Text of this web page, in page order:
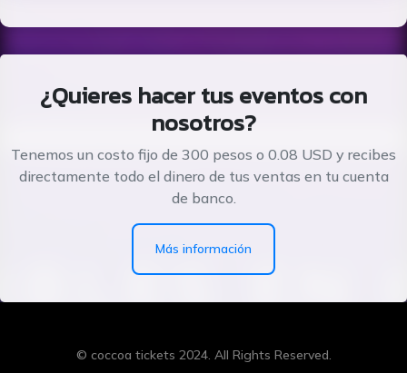
¿Quieres hacer tus eventos con
nosotros?
Tenemos un costo fijo de 300 pesos o 0.08 USD y recibes
directamente todo el dinero de tus ventas en tu cuenta
de banco.
Más información
© coccoa tickets 2024. All Rights Reserved.